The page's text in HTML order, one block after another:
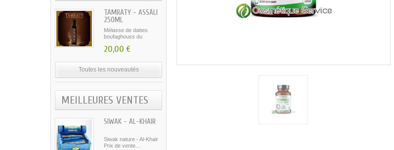
TAMRATY - ASSALI
250ML
Mélasse de dattes
boufaghouss du
20,00 €
Toutes les nouveautés
MEILLEURES VENTES
SIWAK - AL-KHAIR
Siwak nature - Al-Khair
Prix de vente...